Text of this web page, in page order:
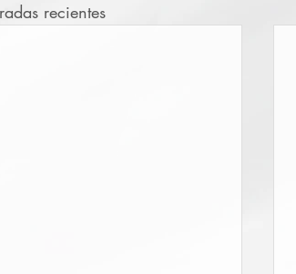
recientes